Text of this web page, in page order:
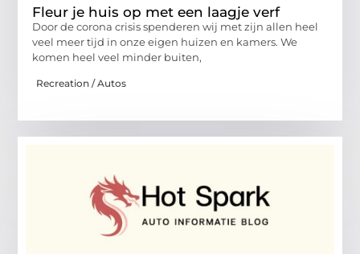
Fleur je huis op met een laagje verf
Door de corona crisis spenderen wij met zijn allen heel
veel meer tijd in onze eigen huizen en kamers. We
komen heel veel minder buiten,
Recreation / Autos